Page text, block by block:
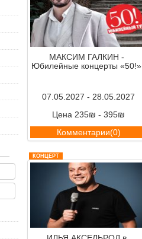
МАКСИМ ГАЛКИН -
Юбилейные концерты «50!»
07.05.2027 - 28.05.2027
Цена 235₪ - 395₪
Комментарии(0)
КОНЦЕРТ